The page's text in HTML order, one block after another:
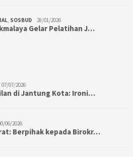
, SOSBUD 28/01/2026
Gelar Pelatihan J…
07/07/2026
di Jantung Kota: Ironi…
06/2026
Berpihak kepada Birokr…